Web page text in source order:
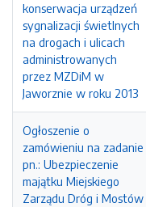
konserwacja urządzeń
sygnalizacji świetlnych
na drogach i ulicach
administrowanych
przez MZDiM w
Jaworznie w roku 2013
Ogłoszenie o
zamówieniu na zadanie
pn.: Ubezpieczenie
majątku Miejskiego
Zarządu Dróg i Mostów